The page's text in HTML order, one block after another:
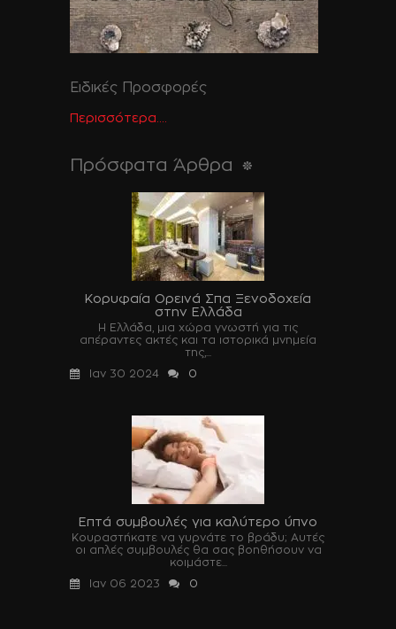
Ειδικές Προσφορές
Περισσότερα....
Πρόσφατα Άρθρα
Κορυφαία Ορεινά Σπα Ξενοδοχεία
στην Ελλάδα
Η Ελλάδα, μια χώρα γνωστή για τις
απέραντες ακτές και τα ιστορικά μνημεία
της,...
Ιαν 30 2024
0
Επτά συμβουλές για καλύτερο ύπνο
Κουραστήκατε να γυρνάτε το βράδυ; Αυτές
οι απλές συμβουλές θα σας βοηθήσουν να
κοιμάστε...
Ιαν 06 2023
0